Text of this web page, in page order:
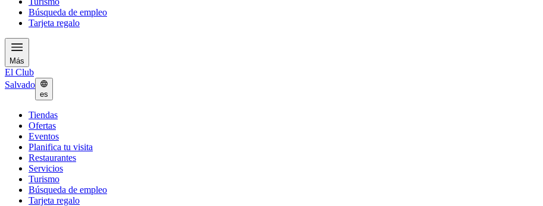
Búsqueda de empleo
Tarjeta regalo
Más
El Club
Salvado
es
Tiendas
Ofertas
Eventos
Planifica tu visita
Restaurantes
Servicios
Turismo
Búsqueda de empleo
Tarjeta regalo